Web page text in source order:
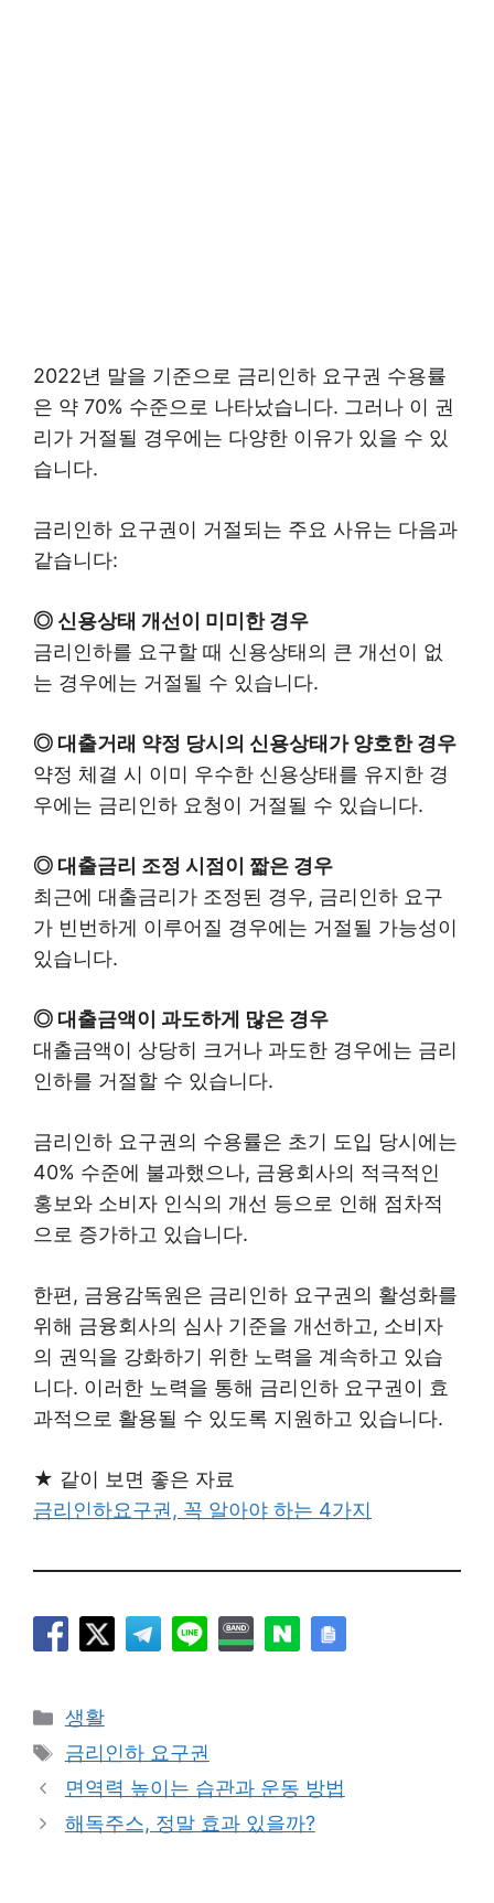
2022년 말을 기준으로 금리인하 요구권 수용률
은 약 70% 수준으로 나타났습니다. 그러나 이 권
리가 거절될 경우에는 다양한 이유가 있을 수 있
습니다.
금리인하 요구권이 거절되는 주요 사유는 다음과
같습니다:
◎ 신용상태 개선이 미미한 경우
금리인하를 요구할 때 신용상태의 큰 개선이 없
는 경우에는 거절될 수 있습니다.
◎ 대출거래 약정 당시의 신용상태가 양호한 경우
약정 체결 시 이미 우수한 신용상태를 유지한 경
우에는 금리인하 요청이 거절될 수 있습니다.
◎ 대출금리 조정 시점이 짧은 경우
최근에 대출금리가 조정된 경우, 금리인하 요구
가 빈번하게 이루어질 경우에는 거절될 가능성이
있습니다.
◎ 대출금액이 과도하게 많은 경우
대출금액이 상당히 크거나 과도한 경우에는 금리
인하를 거절할 수 있습니다.
금리인하 요구권의 수용률은 초기 도입 당시에는
40% 수준에 불과했으나, 금융회사의 적극적인
홍보와 소비자 인식의 개선 등으로 인해 점차적
으로 증가하고 있습니다.
한편, 금융감독원은 금리인하 요구권의 활성화를
위해 금융회사의 심사 기준을 개선하고, 소비자
의 권익을 강화하기 위한 노력을 계속하고 있습
니다. 이러한 노력을 통해 금리인하 요구권이 효
과적으로 활용될 수 있도록 지원하고 있습니다.
★ 같이 보면 좋은 자료
금리인하요구권, 꼭 알아야 하는 4가지
카
테
고
리
생활
태
그
금리인하 요구권
면역력 높이는 습관과 운동 방법
해독주스, 정말 효과 있을까?